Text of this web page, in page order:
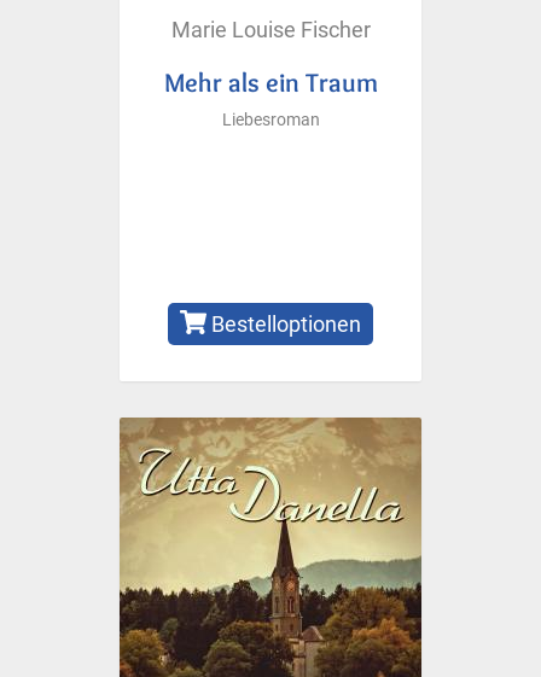
Marie Louise Fischer
Mehr als ein Traum
Liebesroman
Bestelloptionen